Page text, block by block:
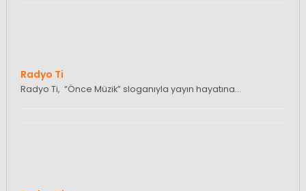
Radyo Ti
Radyo Ti, “Önce Müzik” sloganıyla yayın hayatına…